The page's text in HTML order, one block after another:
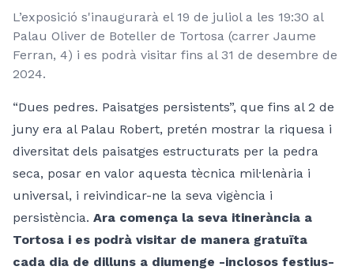
L’exposició s'inaugurarà el 19 de juliol a les 19:30 al
Palau Oliver de Boteller de Tortosa (carrer Jaume
Ferran, 4) i es podrà visitar fins al 31 de desembre de
2024.
“Dues pedres. Paisatges persistents”, que fins al 2 de
juny era al Palau Robert, pretén mostrar la riquesa i
diversitat dels paisatges estructurats per la pedra
seca, posar en valor aquesta tècnica mil·lenària i
universal, i reivindicar-ne la seva vigència i
persistència. Ara comença la seva itinerància a
Tortosa i es podrà visitar de manera gratuïta
cada dia de dilluns a diumenge -inclosos festius-